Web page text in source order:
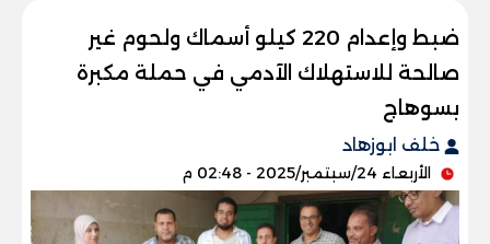
ضبط وإعدام 220 كيلو أسماك ولحوم غير
صالحة للاستهلاك الآدمي في حملة مكبرة
بسوهاج
خلف ابوزهاد
الأربعاء 24/سبتمبر/2025 - 02:48 م